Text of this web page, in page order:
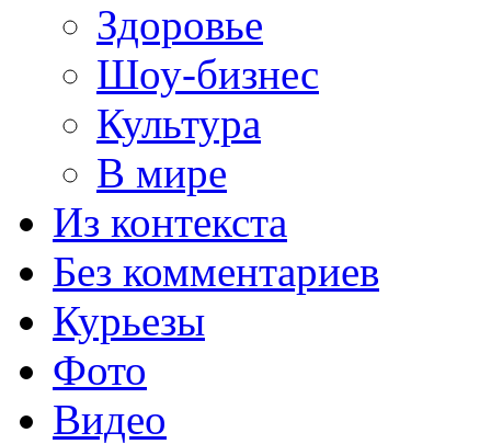
Здоровье
Шоу-бизнес
Культура
В мире
Из контекста
Без комментариев
Курьезы
Фото
Видео